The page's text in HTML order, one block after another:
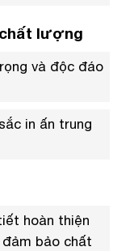
lượng
và độc đáo
in ấn trung
hoàn thiện
bảo chất